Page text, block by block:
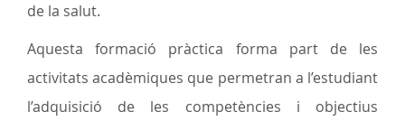
de la salut.
Aquesta formació pràctica forma part de les
activitats acadèmiques que permetran a l’estudiant
l’adquisició de les competències i objectius